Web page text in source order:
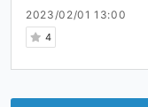
2023/02/01 13:00
4